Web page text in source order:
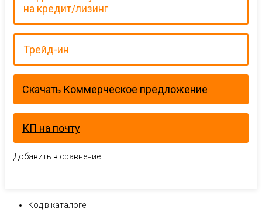
на кредит/лизинг
Трейд-ин
Скачать Коммерческое предложение
КП на почту
Добавить в сравнение
Код в каталоге